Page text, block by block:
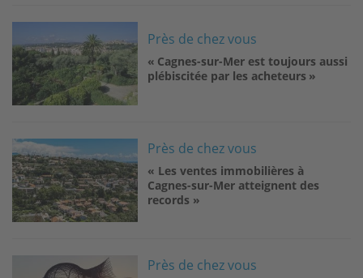
Près de chez vous
« Cagnes-sur-Mer est toujours aussi
plébiscitée par les acheteurs »
Image Près de chez vous
« Les ventes immobilières à
Cagnes-sur-Mer atteignent des
records »
Près de chez vous